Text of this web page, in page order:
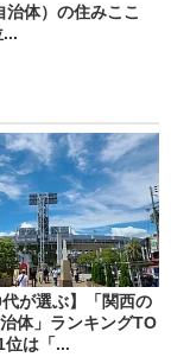
治体）の住みここ
代が選ぶ】「関西の
体」ランキングTO
は「...